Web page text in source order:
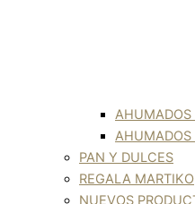
AHUMADOS
AHUMADOS
PAN Y DULCES
REGALA MARTIKO
NUEVOS